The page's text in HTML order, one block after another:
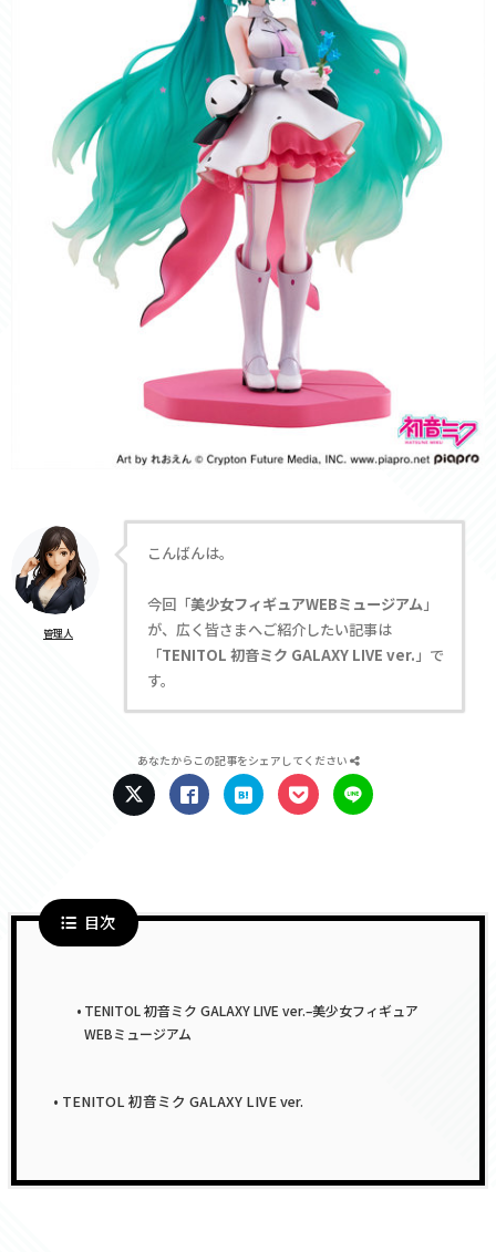
管理人
こんばんは。
今回「美少女フィギュアWEBミュージアム 」
が、広く皆さまへご紹介したい記事は
「TENITOL 初音ミク GALAXY LIVE ver. 」で
す。
あなたからこの記事をシェアしてください
目次
TENITOL 初音ミク GALAXY LIVE ver.–美少女フィギュア
WEBミュージアム
TENITOL 初音ミク GALAXY LIVE ver.